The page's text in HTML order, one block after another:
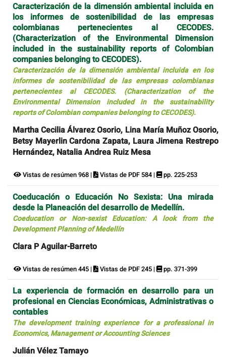
Caracterización de la dimensión ambiental incluida en
los informes de sostenibilidad de las empresas
colombianas pertenecientes al CECODES.
(Characterization of the Environmental Dimension
included in the sustainability reports of Colombian
companies belonging to CECODES).
Caracterización de la dimensión ambiental incluida en los
informes de sostenibilidad de las empresas colombianas
pertenecientes al CECODES. (Characterization of the
Environmental Dimension included in the sustainability
reports of Colombian companies belonging to CECODES).
Martha Cecilia Álvarez Osorio, Lina María Muñoz Osorio,
Betsy Mayerlin Cardona Zapata, Laura Jimena Restrepo
Hernández, Natalia Andrea Ruiz Mesa
Vistas de resúmen 968 | Vistas de PDF 584 | pp. 225-253
Coeducación o Educación No Sexista: Una mirada
desde la Planeación del desarrollo de Medellín.
Coeducation or Non-sexist Education: A look from the
Development Planning of Medellín
Clara P Aguilar-Barreto
Vistas de resúmen 445 | Vistas de PDF 245 | pp. 371-399
La experiencia de formación en desarrollo para un
profesional en Ciencias Económicas, Administrativas o
contables
The development training experience for a professional in
Economics, Management or Accounting Sciences
Julián Vélez Tamayo